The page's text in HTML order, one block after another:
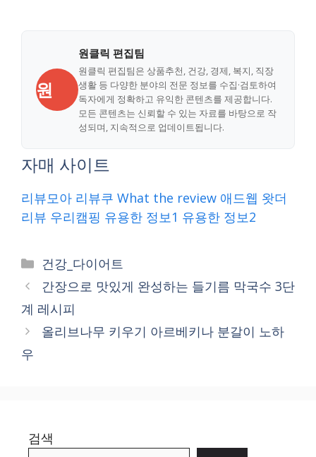
원
원클릭 편집팀
원클릭 편집팀은 상품추천, 건강, 경제, 복지, 직장
생활 등 다양한 분야의 전문 정보를 수집·검토하여
독자에게 정확하고 유익한 콘텐츠를 제공합니다.
모든 콘텐츠는 신뢰할 수 있는 자료를 바탕으로 작
성되며, 지속적으로 업데이트됩니다.
자매 사이트
리뷰모아 리뷰쿠 What the review 애드웹 왓더
리뷰 우리캠핑 유용한 정보1 유용한 정보2
Categories
건강_다이어트
간장으로 맛있게 완성하는 들기름 막국수 3단
계 레시피
올리브나무 키우기 아르베키나 분갈이 노하
우
검색